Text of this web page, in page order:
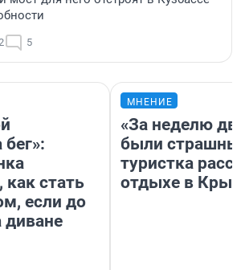
5
как стать
если до
диване
МНЕНИЕ
«За неделю
были
туристка
отдыхе в